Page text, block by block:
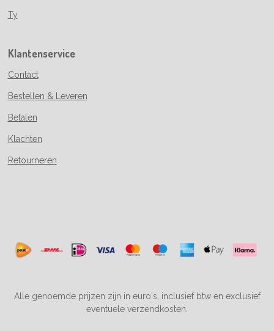
Ty
Klantenservice
Contact
Bestellen & Leveren
Betalen
Klachten
Retourneren
Alle genoemde prijzen zijn in euro's, inclusief btw en exclusief
eventuele verzendkosten.